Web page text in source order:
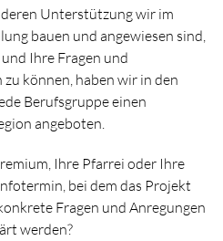
Unterstützung wir im
bauen und angewiesen sind,
Ihre Fragen und
können, haben wir in den
Berufsgruppe einen
angeboten.
Ihre Pfarrei oder Ihre
bei dem das Projekt
Fragen und Anregungen
werden?